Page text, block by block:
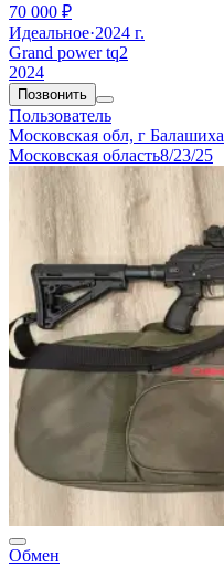
70 000 ₽
Идеальное·2024 г.
Grand power tq2
2024
Позвонить
Пользователь
Московская обл, г Балашиха
Московская область8/23/25
Обмен